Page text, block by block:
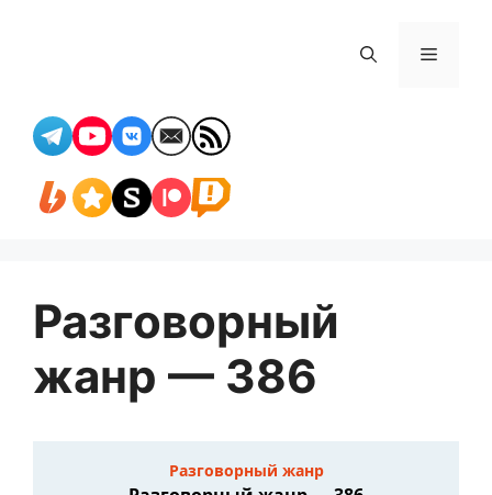
Меню
Разговорный
жанр — 386